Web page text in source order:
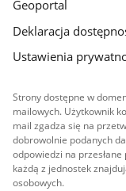
Geoportal
Deklaracja
Ustawienia
Strony dostępne w
mailowych. Użytkownik
mail zgadza się na
dobrowolnie podanych
odpowiedzi na
każdą z jednostek
osobowych.